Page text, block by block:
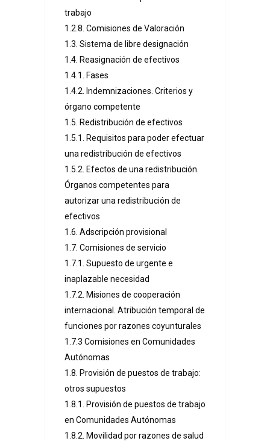
trabajo
1.2.8. Comisiones de Valoración
1.3. Sistema de libre designación
1.4. Reasignación de efectivos
1.4.1. Fases
1.4.2. Indemnizaciones. Criterios y
órgano competente
1.5. Redistribución de efectivos
1.5.1. Requisitos para poder efectuar
una redistribución de efectivos
1.5.2. Efectos de una redistribución.
Órganos competentes para
autorizar una redistribución de
efectivos
1.6. Adscripción provisional
1.7. Comisiones de servicio
1.7.1. Supuesto de urgente e
inaplazable necesidad
1.7.2. Misiones de cooperación
internacional. Atribución temporal de
funciones por razones coyunturales
1.7.3 Comisiones en Comunidades
Autónomas
1.8. Provisión de puestos de trabajo:
otros supuestos
1.8.1. Provisión de puestos de trabajo
en Comunidades Autónomas
1.8.2. Movilidad por razones de salud